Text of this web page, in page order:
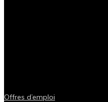
Offres d’emploi